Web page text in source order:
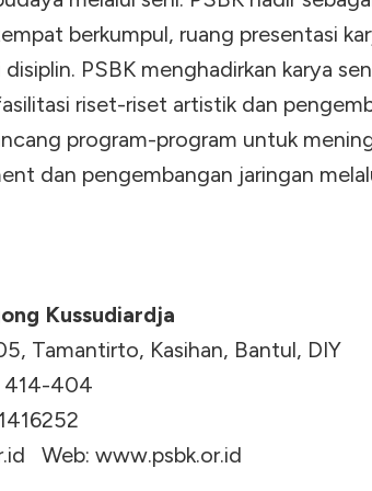
berkumpul, ruang presentasi
PSBK menghadirkan karya
riset-riset artistik dan
program-program untuk
dan pengembangan jaringan
Kussudiardja
Tamantirto, Kasihan, Bantul, DIY
414-404
Web: www.psbk.or.id